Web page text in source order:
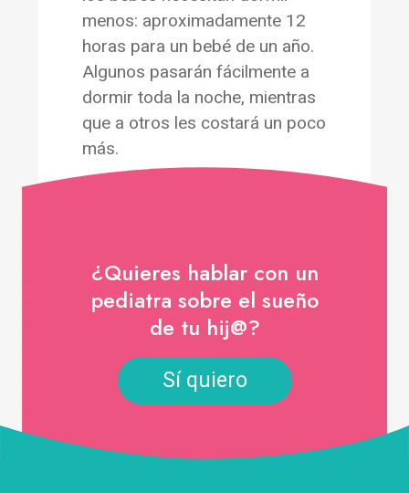
menos: aproximadamente 12
horas para un bebé de un año.
Algunos pasarán fácilmente a
dormir toda la noche, mientras
que a otros les costará un poco
más.
¿Quieres hablar con un
pediatra sobre el sueño
de tu hij@?
Sí quiero